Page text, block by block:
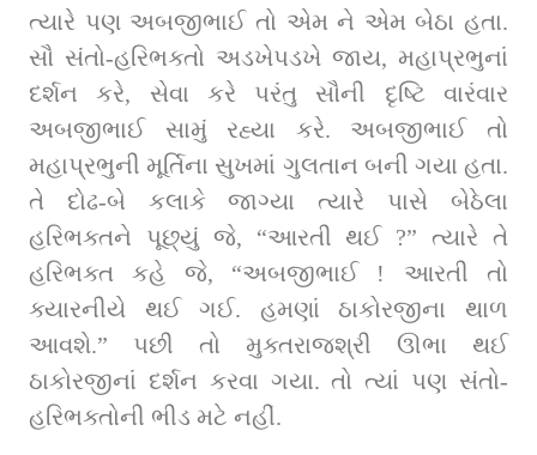
ત્યારે પણ અબજીભાઈ તો એમ ને એમ બેઠા હતા.
સૌ સંતો-હરિભક્તો અડખેપડખે જાય, મહાપ્રભુનાં
દર્શન કરે, સેવા કરે પરંતુ સૌની દૃષ્ટિ વારંવાર
અબજીભાઈ સામું રહ્યા કરે. અબજીભાઈ તો
મહાપ્રભુની મૂર્તિના સુખમાં ગુલતાન બની ગયા હતા.
તે દોઢ-બે કલાકે જાગ્યા ત્યારે પાસે બેઠેલા
હરિભક્તને પૂછ્યું જે, “આરતી થઈ ?” ત્યારે તે
હરિભક્ત કહે જે, “અબજીભાઈ ! આરતી તો
ક્યારનીયે થઈ ગઈ. હમણાં ઠાકોરજીના થાળ
આવશે.” પછી તો મુક્તરાજશ્રી ઊભા થઈ
ઠાકોરજીનાં દર્શન કરવા ગયા. તો ત્યાં પણ સંતો-
હરિભક્તોની ભીડ મટે નહીં.